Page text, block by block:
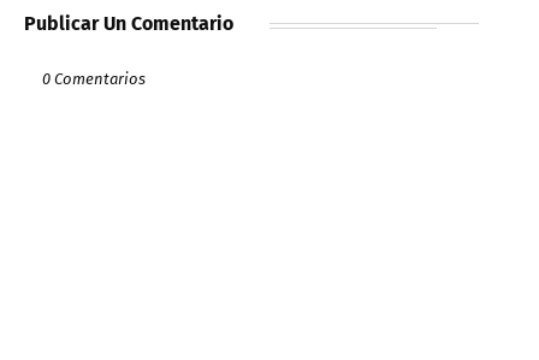
Publicar Un Comentario
0 Comentarios